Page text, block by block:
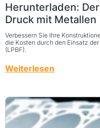
Herunterladen:
Druck mit Metallen
Verbessern Sie Ihre
die Kosten durch den Einsatz
(LPBF).
Weiterlesen